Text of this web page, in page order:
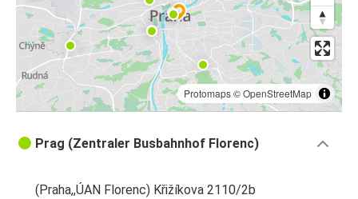
Protomaps©OpenStreetMap
Prag (Zentraler Busbahnhof Florenc)
(Praha,,ÚAN Florenc) Křižíkova 2110/2b